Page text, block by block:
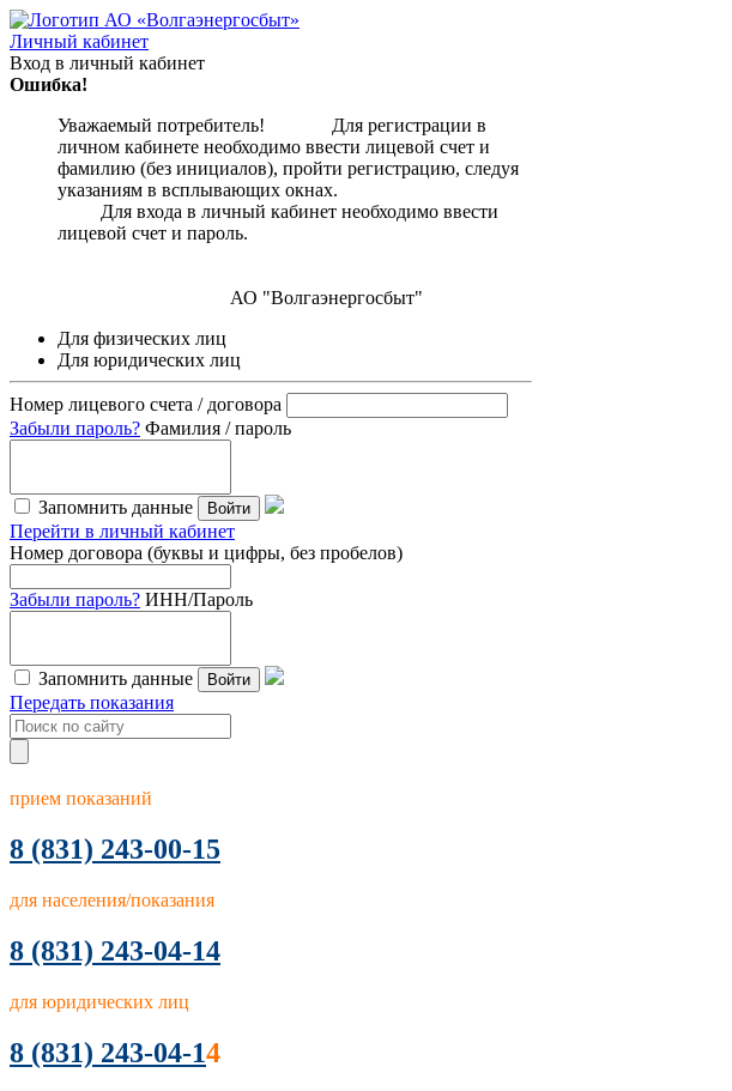
Личный кабинет
Вход в личный кабинет
Ошибка!
Уважаемый потребитель! Для регистрации в
личном кабинете необходимо ввести лицевой счет и
фамилию (без инициалов), пройти регистрацию, следуя
указаниям в всплывающих окнах.
Для входа в личный кабинет необходимо ввести
лицевой счет и пароль.
АО "Волгаэнергосбыт"
Для физических лиц
Для юридических лиц
Номер лицевого счета / договора
Забыли пароль? Фамилия / пароль
Запомнить данные Войти
Перейти в личный кабинет
Номер договора (буквы и цифры, без пробелов)
Забыли пароль? ИНН/Пароль
Запомнить данные Войти
Передать показания
прием показаний
8 (831) 243-00-15
для населения/показания
8 (831) 243-04-14
для юридических лиц
8 (831) 243-04-14